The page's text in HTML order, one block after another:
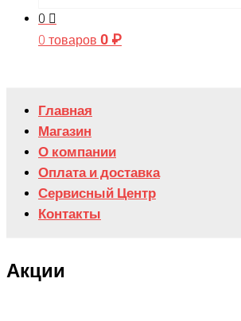
0
0 товаров 0 ₽
Главная
Магазин
О компании
Оплата и доставка
Сервисный Центр
Контакты
Акции